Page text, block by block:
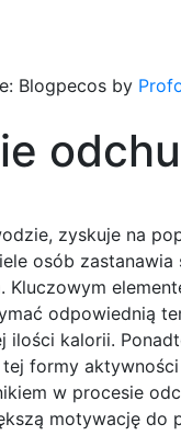
Blogpecos by
zyskuje na
osób
Kluczowym
odpowiednią
kalorii.
formy
w procesie
motywację